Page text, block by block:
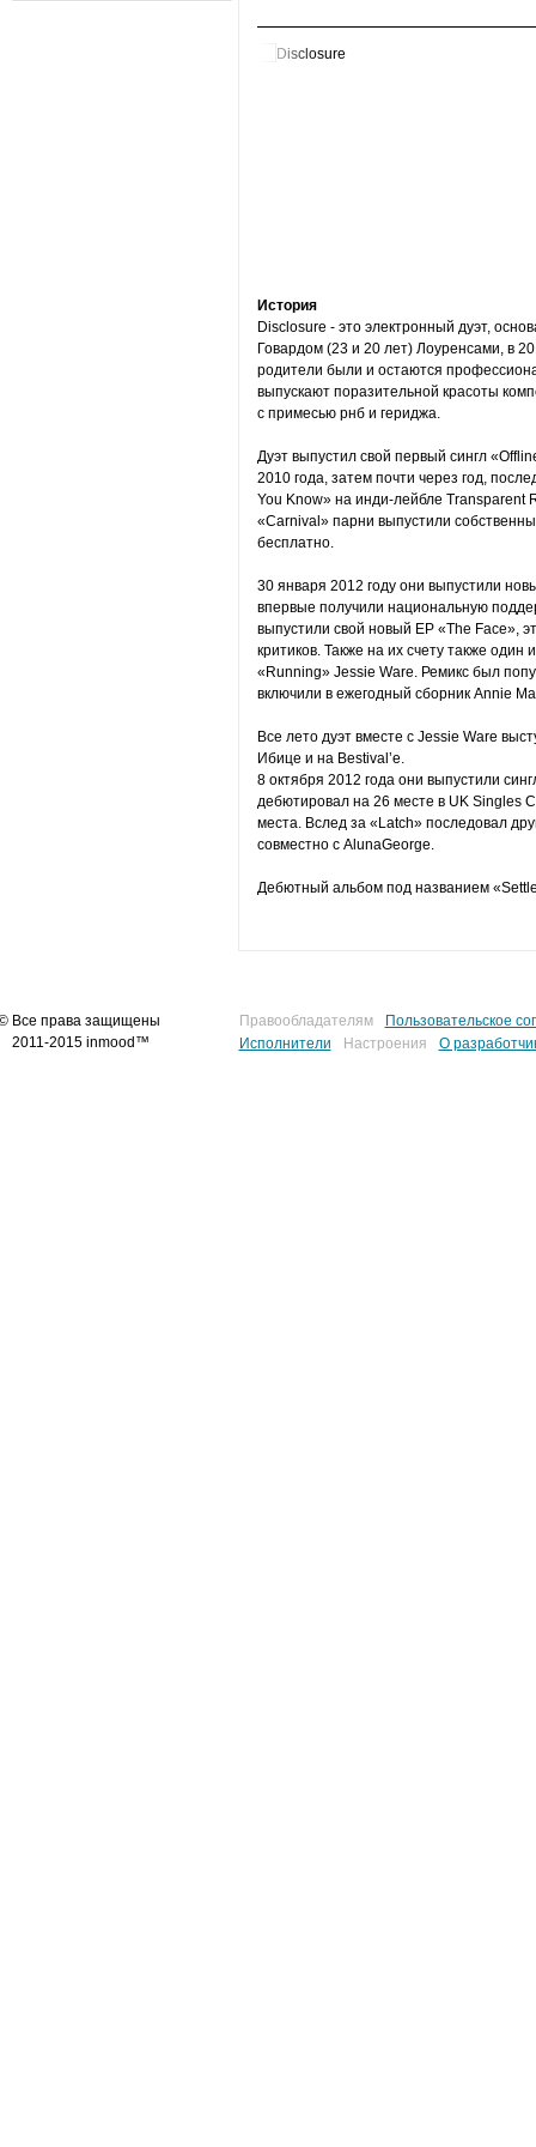
История
Disclosure - это электронный дуэт,
Говардом (23 и 20 лет) Лоуренсами, в
родители были и остаются
выпускают поразительной красоты
с примесью рнб и гериджа.
Дуэт выпустил свой ​​первый сингл
2010 года, затем почти через год,
You Know» на инди-лейбле Transparent
«Carnival» парни выпустили
бесплатно.
30 января 2012 году они выпустили
впервые получили национальную
выпустили свой новый EP «The Face»,
критиков. Также на их счету также
«Running» Jessie Ware. Ремикс был
включили в ежегодный сборник Annie
Все лето дуэт вместе с Jessie Ware
Ибице и на Bestival’e.
8 октября 2012 года они выпустили
дебютировал на 26 месте в UK Singles
места. Вслед за «Latch» последовал
совместно с AlunaGeorge.
Дебютный альбом под названием
Все права защищены
2011-2015 inmood™
Правообладателям
Пользовательское
Исполнители
Настроения О